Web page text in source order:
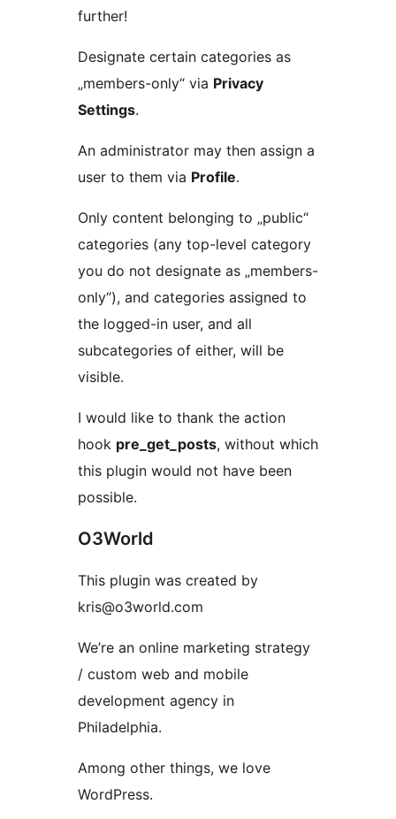
further!
Designate certain categories as
„members-only“ via Privacy
Settings.
An administrator may then assign a
user to them via Profile.
Only content belonging to „public“
categories (any top-level category
you do not designate as „members-
only“), and categories assigned to
the logged-in user, and all
subcategories of either, will be
visible.
I would like to thank the action
hook pre_get_posts, without which
this plugin would not have been
possible.
O3World
This plugin was created by
kris@o3world.com
We’re an online marketing strategy
/ custom web and mobile
development agency in
Philadelphia.
Among other things, we love
WordPress.